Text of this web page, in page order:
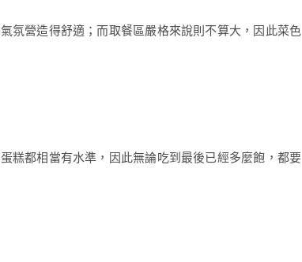
氛營造得舒適；而取餐區嚴格來說則不算大，因此菜色
糕都相當有水準，因此無論吃到最後已經多麼飽，都要